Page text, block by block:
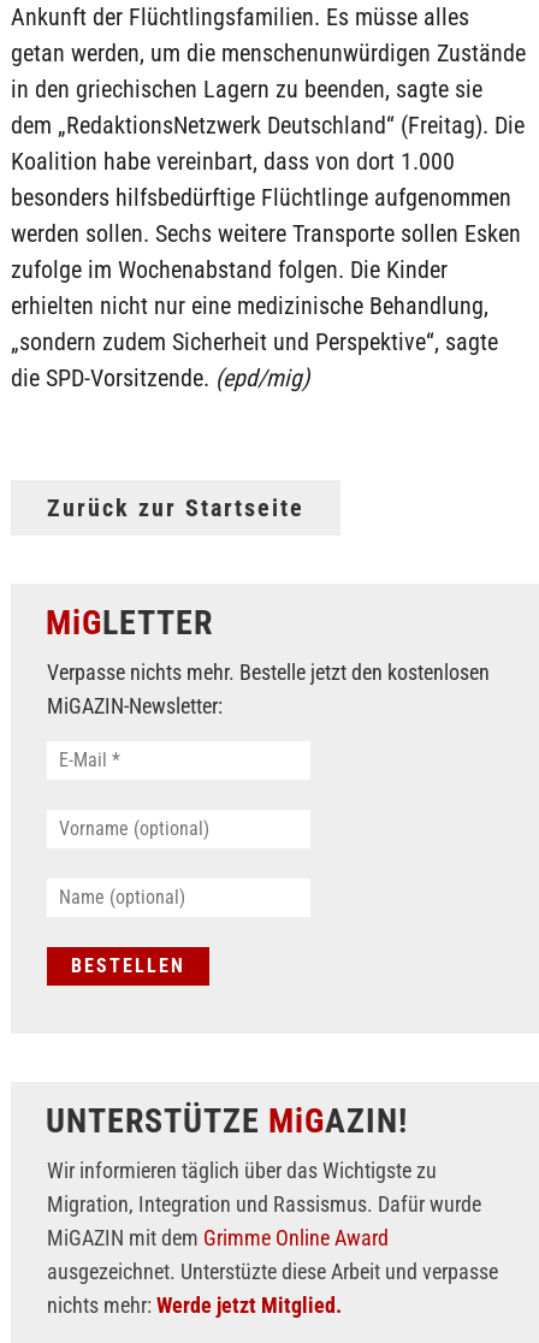
Ankunft der Flüchtlingsfamilien. Es müsse alles
getan werden, um die menschenunwürdigen Zustände
in den griechischen Lagern zu beenden, sagte sie
dem „RedaktionsNetzwerk Deutschland“ (Freitag). Die
Koalition habe vereinbart, dass von dort 1.000
besonders hilfsbedürftige Flüchtlinge aufgenommen
werden sollen. Sechs weitere Transporte sollen Esken
zufolge im Wochenabstand folgen. Die Kinder
erhielten nicht nur eine medizinische Behandlung,
„sondern zudem Sicherheit und Perspektive“, sagte
die SPD-Vorsitzende. (epd/mig)
Zurück zur Startseite
MiGLETTER
Verpasse nichts mehr. Bestelle jetzt den kostenlosen
MiGAZIN-Newsletter:
UNTERSTÜTZE MiGAZIN!
Wir informieren täglich über das Wichtigste zu
Migration, Integration und Rassismus. Dafür wurde
MiGAZIN mit dem Grimme Online Award
ausgezeichnet. Unterstüzte diese Arbeit und verpasse
nichts mehr: Werde jetzt Mitglied.